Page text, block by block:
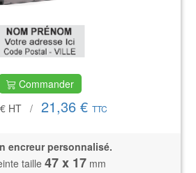
Commander
HT / 21,36 € TTC
encreur personnalisé.
taille 47 x 17 mm